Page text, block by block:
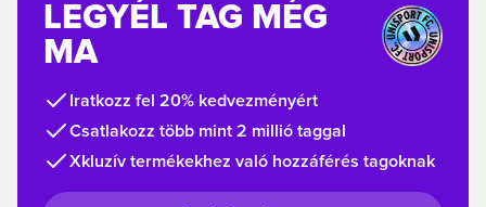
LEGYÉL TAG MÉG
MA
Iratkozz fel 20% kedvezményért
Csatlakozz több mint 2 millió taggal
Xkluzív termékekhez való hozzáférés tagoknak